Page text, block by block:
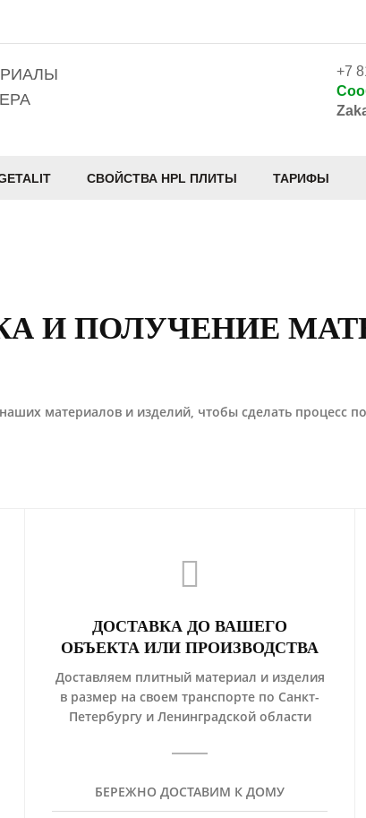
+7
СВОЙСТВА HPL ПЛИТЫ ТАРИФЫ
И ПОЛУЧЕНИЕ
материалов и изделий, чтобы сделать процесс
ДОСТАВКА ДО ВАШЕГО
ОБЪЕКТА ИЛИ ПРОИЗВОДСТВА
Доставляем плитный материал и изделия
в размер на своем транспорте по Санкт-
Петербургу и Ленинградской области
БЕРЕЖНО ДОСТАВИМ К ДОМУ